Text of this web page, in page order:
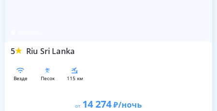
5 Riu Sri Lanka
везде песок 115 км
от 14 274 /ночь